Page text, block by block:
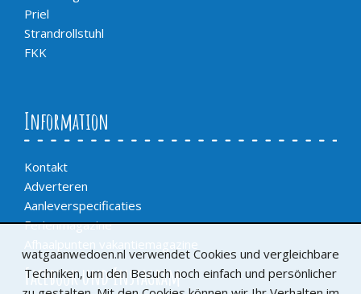
Priel
Strandrollstuhl
FKK
Information
Kontakt
Adverteren
Aanleverspecificaties
Ferienmagazine
Afhaalpunten vakantiemagazine
Facebook und Instagram
watgaanwedoen.nl verwendet Cookies und vergleichbare
Techniken, um den Besuch noch einfach und persönlicher